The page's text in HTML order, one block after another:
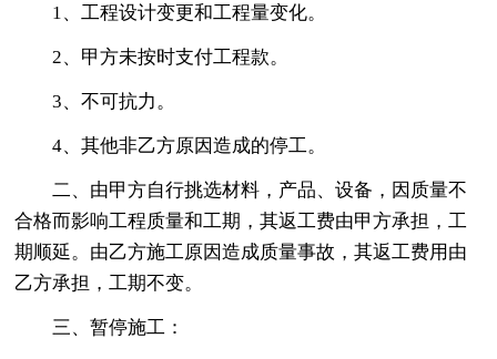
1、工程设计变更和工程量变化。
2、甲方未按时支付工程款。
3、不可抗力。
4、其他非乙方原因造成的停工。
二、由甲方自行挑选材料，产品、设备，因质量不
合格而影响工程质量和工期，其返工费由甲方承担，工
期顺延。由乙方施工原因造成质量事故，其返工费用由
乙方承担，工期不变。
三、暂停施工：